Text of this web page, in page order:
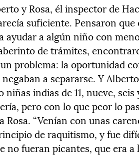
y Rosa, él inspector de
suficiente. Pensaron
ayudar a algún niño con
de trámites,
problema: la oportunidad
a separarse. Y
niñas indias de 11, nueve, seis
pero con lo que peor lo
Rosa. “Venían con unas
de raquitismo, y fue
no fueran picantes, que era a